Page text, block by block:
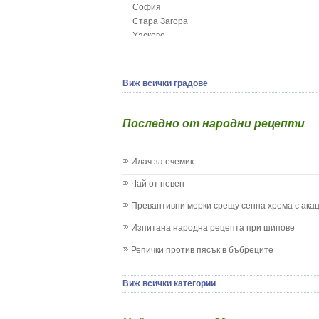
Грип при бебето и детето
Гърч
Детски диабет
Жълтеница
Запек на бебето и детето
Кашлица при бебето и детето
Колики
Менингит
Млечница
Нощно напикаване - енуреза
София
Стара Загора
Хасково
Виж всички градове
Последно от народни рецепти
Илач за ечемик
Чай от невен
Превантивни мерки срещу сенна хрема с
Изпитана народна рецепта при шипове
Репички против пясък в бъбреците
Виж всички категории